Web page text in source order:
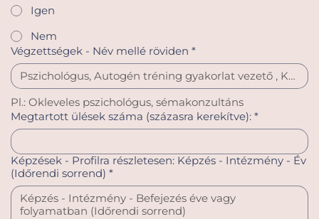
Igen
Nem
Végzettségek - Név mellé röviden *
Pl.: Okleveles pszichológus, sémakonzultáns
Megtartott ülések száma (százasra kerekítve): *
Képzések - Profilra részletesen: Képzés - Intézmény - Év
(Időrendi sorrend) *